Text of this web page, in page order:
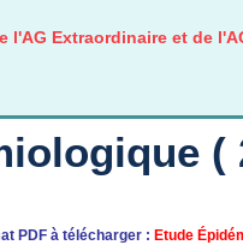
l'AG Extraordinaire et de
(
PDF à télécharger : Etude